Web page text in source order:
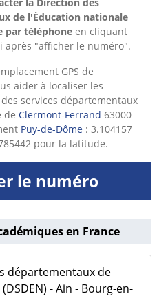
la Direction des
de l'Éducation nationale
par téléphone en cliquant
"afficher le numéro".
GPS de
aider à localiser les
services départementaux
de Clermont-Ferrand 63000
Puy-de-Dôme : 3.104157
pour la latitude.
le numéro
en France
départementaux de
- Ain - Bourg-en-